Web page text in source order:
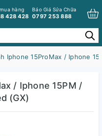
hàng
428 428
Báo Giá Sửa Chữa
0797 253 888
Iphone 15ProMax / Iphone
/ Iphone 15PM /
(GX)